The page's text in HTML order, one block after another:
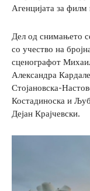
Агенцијата за
Дел од снимањето
со учество на
сценографот
Александра
Стојановска-
Костадиноска и
Дејан Крајчевски.